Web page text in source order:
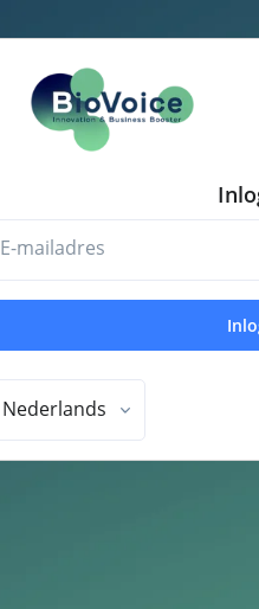
E-mailadres
Nederlands